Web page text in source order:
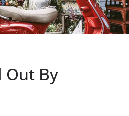
Out By